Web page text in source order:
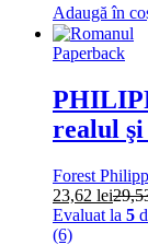
Adaugă în
Paperback
realul şi
Forest
23,62 lei
Evaluat la 5
(6)